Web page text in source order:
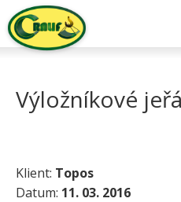
Výložníkové
Klient: Topos
Datum: 11. 03. 2016